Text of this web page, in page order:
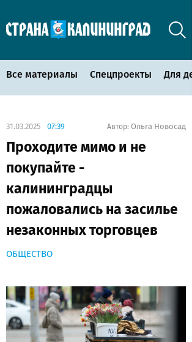
Все материалы Спецпроекты Для
31.03.2025 07:39 Автор: Ольга Новосад
Проходите мимо и не
покупайте -
калининградцы
пожаловались на засилье
незаконных торговцев
ОБЩЕСТВО